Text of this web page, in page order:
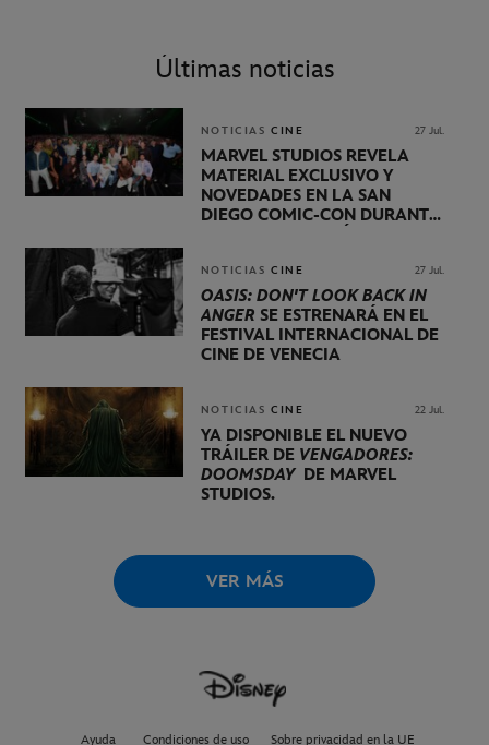
Últimas noticias
NOTICIAS CINE 27 Jul.
MARVEL STUDIOS REVELA
MATERIAL EXCLUSIVO Y
NOVEDADES EN LA SAN
DIEGO COMIC-CON DURANTE
NOTICIAS CINE 27 Jul.
OASIS: DON'T LOOK BACK IN
ANGER SE ESTRENARÁ EN EL
FESTIVAL INTERNACIONAL DE
CINE DE VENECIA
NOTICIAS CINE 22 Jul.
YA DISPONIBLE EL NUEVO
TRÁILER DE VENGADORES:
DOOMSDAYDE MARVEL
STUDIOS.
VER MÁS
Ayuda Condiciones de uso Sobre privacidad en la UE